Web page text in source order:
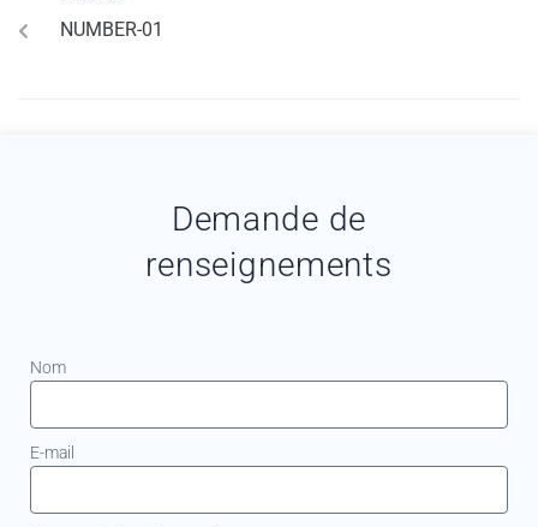
NUMBER-01
Demande de
renseignements
Nom
E-mail